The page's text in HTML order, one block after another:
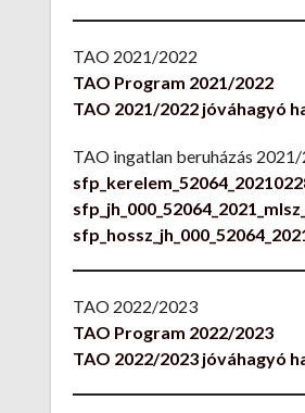
TAO 2021/2022
TAO Program 2021/2022
TAO 2021/2022 jóváhagyó
TAO ingatlan beruházás
TAO 2022/2023
TAO Program 2022/2023
TAO 2022/2023 jóváhagyó